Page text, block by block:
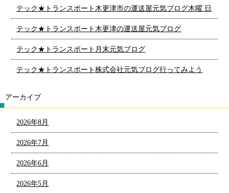
テック★トランスポート木更津市の運送屋元気ブログ木曜 日
テック★トランスポート木更津の運送屋元気ブログ
テック★トランスポート月末元気ブログ
テック★トランスポート株式会社元気ブログ行ってみよう
アーカイブ
2026年8月
2026年7月
2026年6月
2026年5月